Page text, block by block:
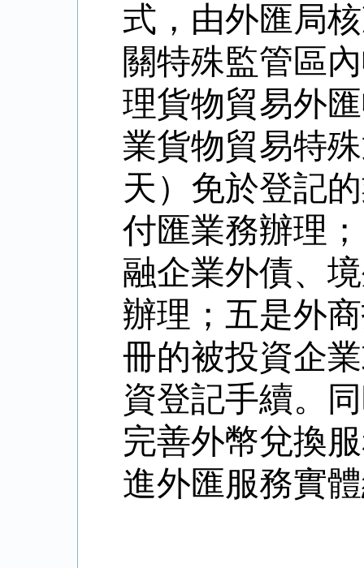
式，由外匯局
關特殊監管區
理貨物貿易外
業貨物貿易特
天）免於登記
付匯業務辦理
融企業外債、
辦理；五是外
冊的被投資企
資登記手續。
完善外幣兌換
進外匯服務實